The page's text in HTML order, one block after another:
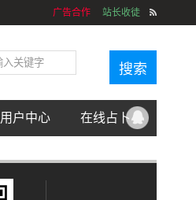
广告合作 站长收徒
用户中心 在线占卜